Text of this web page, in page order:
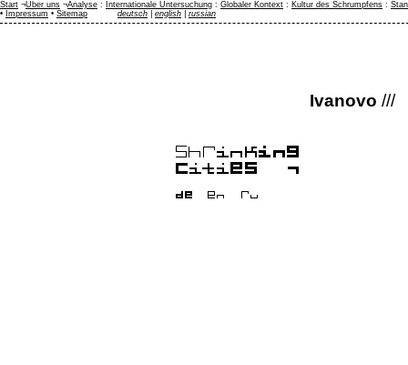
Ivanovo ///
Start ¬Über uns ¬Analyse : Internationale Untersuchung : Globaler Kontext : Kultur des Schrumpfens :
• Impressum • Sitemap deutsch english russian